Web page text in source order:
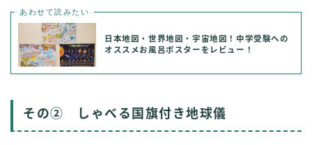
あわせて読みたい
日本地図・世界地図・宇宙地図！中学受験への
オススメお風呂ポスターをレビュー！
その② しゃべる国旗付き地球儀